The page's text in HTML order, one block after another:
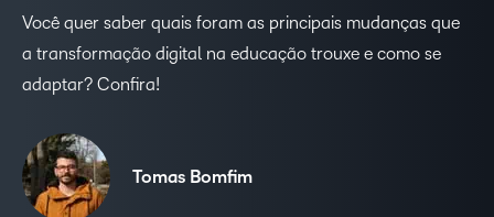
Você quer saber quais foram as principais mudanças que
a transformação digital na educação trouxe e como se
adaptar? Confira!
Tomas Bomfim